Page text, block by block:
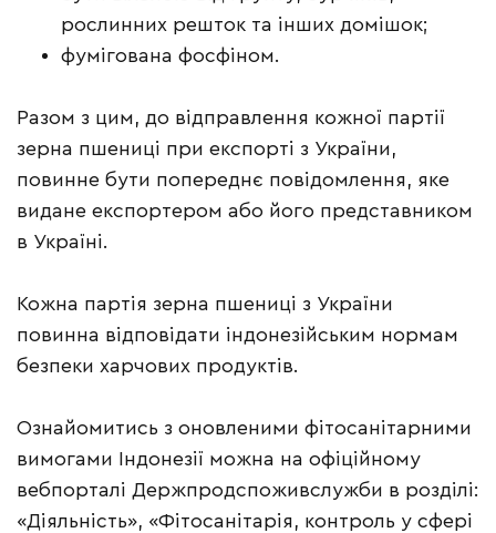
рослинних решток та інших домішок;
фумігована фосфіном.
Разом з цим, до відправлення кожної партії
зерна пшениці при експорті з України,
повинне бути попереднє повідомлення, яке
видане експортером або його представником
в Україні.
Кожна партія зерна пшениці з України
повинна відповідати індонезійським нормам
безпеки харчових продуктів.
Ознайомитись з оновленими фітосанітарними
вимогами Індонезії можна на офіційному
вебпорталі Держпродспоживслужби в розділі:
«Діяльність», «Фітосанітарія, контроль у сфері